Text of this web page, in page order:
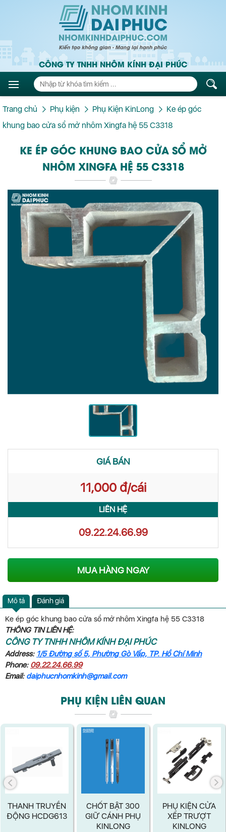
CÔNG TY TNHH NHÔM KÍNH ĐẠI PHÚC
Trang chủ Phụ kiện Phụ Kiện KinLong
Ke ép góc
khung bao cửa sổ mở nhôm Xingfa hệ 55 C3318
KE ÉP GÓC KHUNG BAO CỬA SỔ MỞ
NHÔM XINGFA HỆ 55 C3318
GIÁ BÁN
11,000 đ/cái
LIÊN HỆ
09.22.24.66.99
MUA HÀNG NGAY
Mô tả Đánh giá
Ke ép góc khung bao cửa sổ mở nhôm Xingfa hệ 55 C3318
THÔNG TIN LIÊN HỆ:
CÔNG TY TNHH NHÔM KÍNH ĐẠI PHÚC
Address: 1/5 Đường số 5, Phường Gò Vấp, TP. Hồ Chí Minh
Phone: 09.22.24.66.99
Email: daiphucnhomkinh@gmail.com
PHỤ KIỆN LIÊN QUAN
THANH TRUYỀN
ĐỘNG HCDG613
CHỐT BẬT 300
GIỮ CÁNH PHỤ
KINLONG
PHỤ KIỆN CỬA
XẾP TRƯỢT
KINLONG